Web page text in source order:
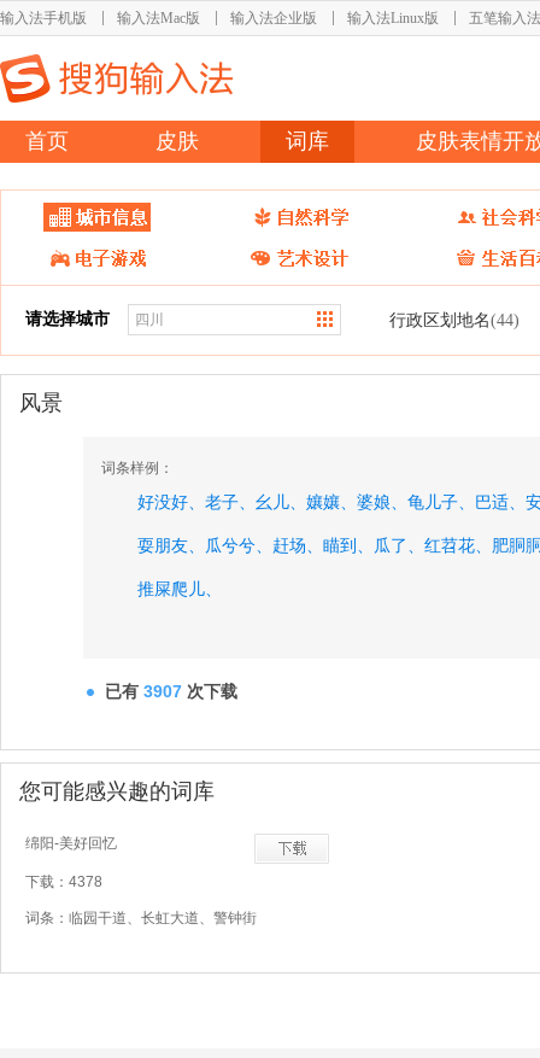
输入法手机版 输入法Mac版 输入法企业版 输入法Linux版 五笔输入法
首页 皮肤 词库 皮肤表情开
请选择城市 行政区划地名(44)
风景
词条样例：
好没好、 老子、 幺儿、 孃孃、 婆娘、 龟儿子、 巴适、
耍朋友、 瓜兮兮、 赶场、 瞄到、 瓜了、 红苕花、 肥胴
推屎爬儿、
已有 3907 次下载
您可能感兴趣的词库
绵阳-美好回忆
下载：4378
词条：临园干道、长虹大道、警钟街